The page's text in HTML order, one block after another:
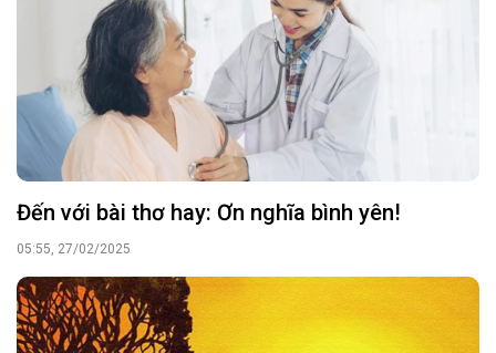
Đến với bài thơ hay: Ơn nghĩa bình yên!
05:55, 27/02/2025